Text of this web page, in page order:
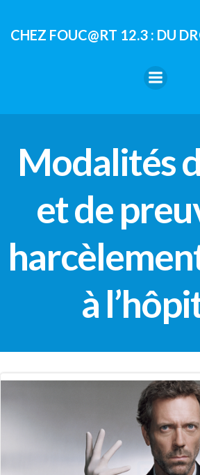
contenu
CHEZ FOUC@RT 12.3 : DU
Modalités
et de
à